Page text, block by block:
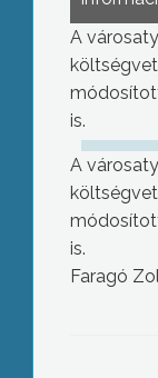
A
is.
A
is.
Faragó